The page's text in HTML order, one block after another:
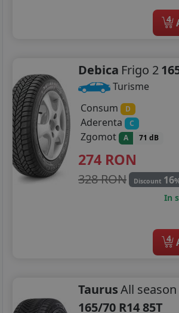
185/65R15
195/50R15
195/60R15
195/65R15
195/70R15
225/50R15
4
Debica Frigo 2
Turisme
Consum
D
Aderenta C
Zgomot A 71 dB
274 RON
328 RON Discount 16
In
4
TaurusAll season
165/70 R14 85T